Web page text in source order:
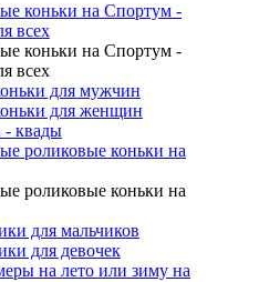
коньки на Спортум -
всех
коньки на Спортум -
всех
для мужчин
для женщин
- квады
роликовые коньки на
роликовые коньки на
для мальчиков
для девочек
на лето или зиму на